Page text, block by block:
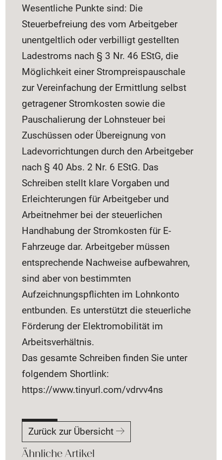
Wesentliche Punkte sind: Die
Steuerbefreiung des vom Arbeitgeber
unentgeltlich oder verbilligt gestellten
Ladestroms nach § 3 Nr. 46 EStG, die
Möglichkeit einer Strompreispauschale
zur Vereinfachung der Ermittlung selbst
getragener Stromkosten sowie die
Pauschalierung der Lohnsteuer bei
Zuschüssen oder Übereignung von
Ladevorrichtungen durch den Arbeitgeber
nach § 40 Abs. 2 Nr. 6 EStG. Das
Schreiben stellt klare Vorgaben und
Erleichterungen für Arbeitgeber und
Arbeitnehmer bei der steuerlichen
Handhabung der Stromkosten für E-
Fahrzeuge dar. Arbeitgeber müssen
entsprechende Nachweise aufbewahren,
sind aber von bestimmten
Aufzeichnungspflichten im Lohnkonto
entbunden. Es unterstützt die steuerliche
Förderung der Elektromobilität im
Arbeitsverhältnis.
Das gesamte Schreiben finden Sie unter
folgendem Shortlink:
https://www.tinyurl.com/vdrvv4ns
Zurück zur Übersicht
Ähnliche Artikel